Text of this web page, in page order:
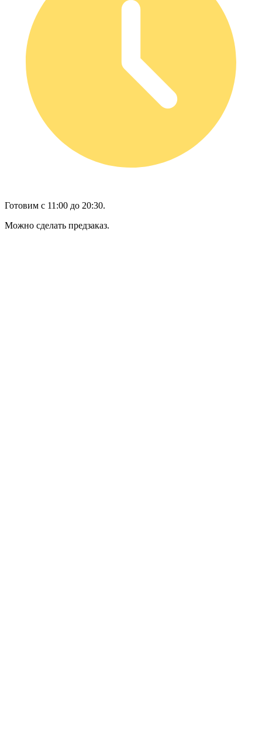
Готовим с 11:00 до 20:30.
Можно сделать предзаказ.